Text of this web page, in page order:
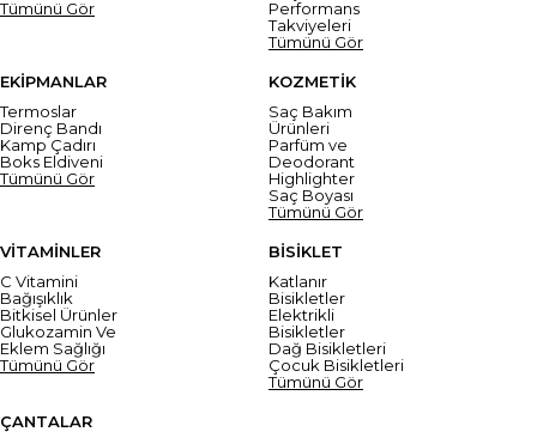
Tümünü Gör
Performans
Takviyeleri
Tümünü Gör
EKİPMANLAR
Termoslar
Direnç Bandı
Kamp Çadırı
Boks Eldiveni
Tümünü Gör
KOZMETİK
Saç Bakım
Ürünleri
Parfüm ve
Deodorant
Highlighter
Saç Boyası
Tümünü Gör
VİTAMİNLER
C Vitamini
Bağışıklık
Bitkisel Ürünler
Glukozamin Ve
Eklem Sağlığı
Tümünü Gör
BİSİKLET
Katlanır
Bisikletler
Elektrikli
Bisikletler
Dağ Bisikletleri
Çocuk Bisikletleri
Tümünü Gör
ÇANTALAR